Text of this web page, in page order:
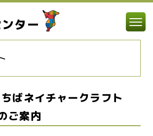
ター
ちばネイチャークラフト
ご案内